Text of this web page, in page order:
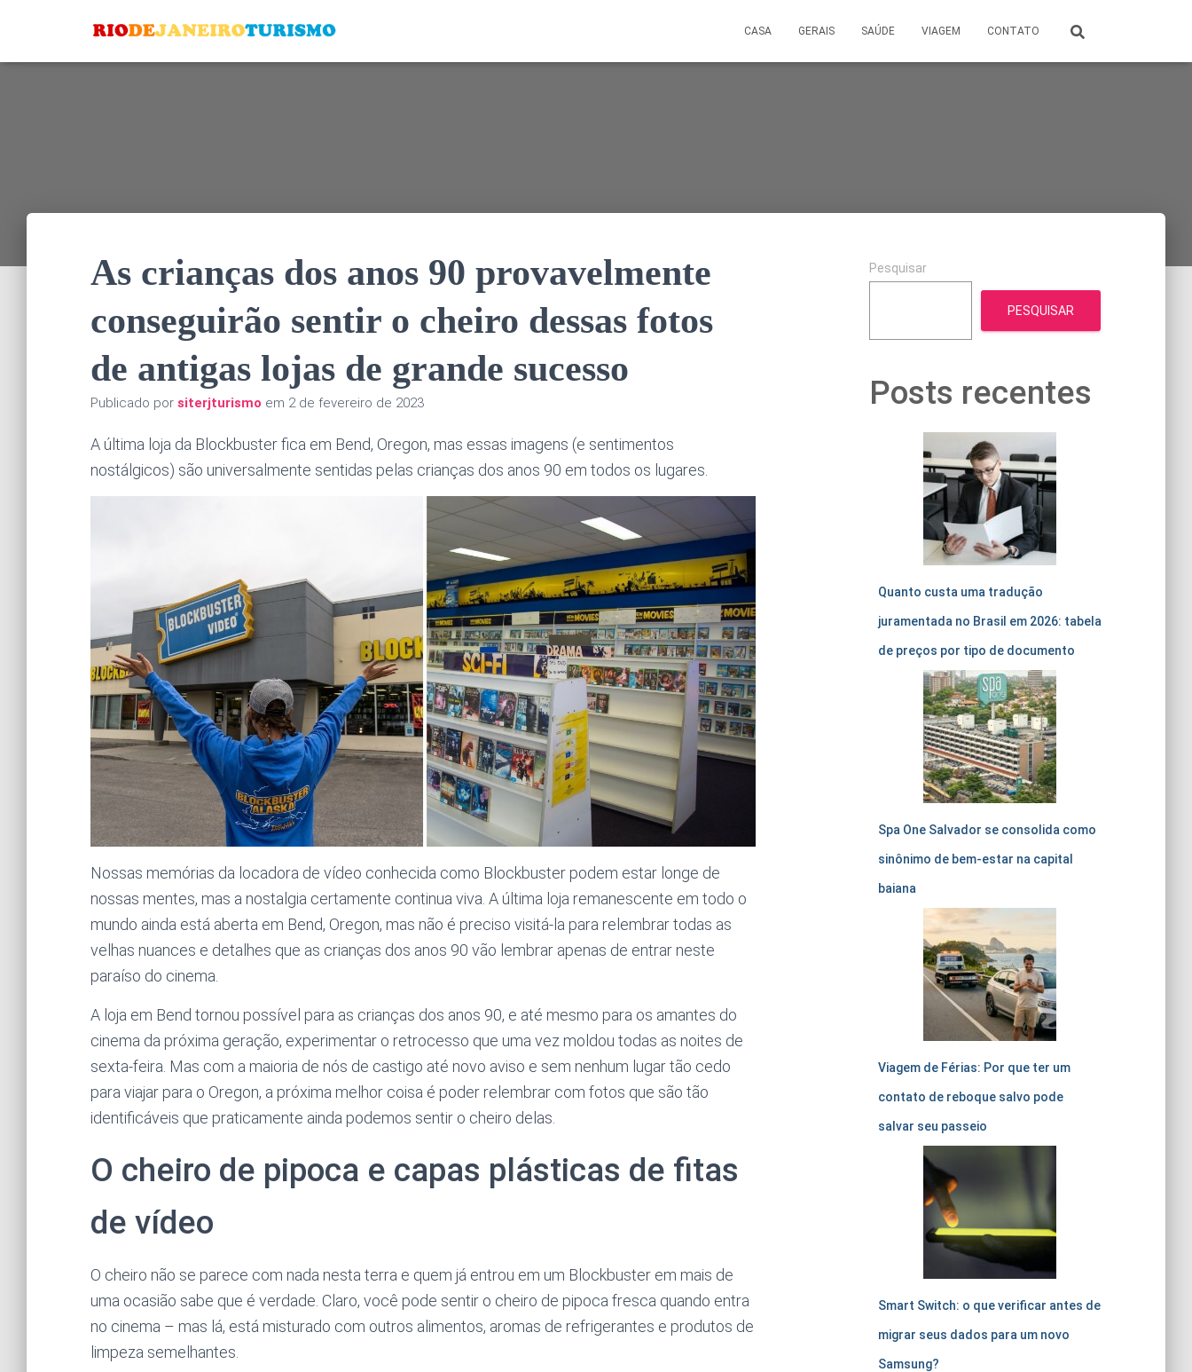
CASA GERAIS SAÚDE VIAGEM CONTATO
As crianças dos anos 90 provavelmente
conseguirão sentir o cheiro dessas fotos
de antigas lojas de grande sucesso
Publicado por siterjturismo em 2 de fevereiro de 2023
A última loja da Blockbuster fica em Bend, Oregon, mas essas imagens (e sentimentos
nostálgicos) são universalmente sentidas pelas crianças dos anos 90 em todos os lugares.
Nossas memórias da locadora de vídeo conhecida como Blockbuster podem estar longe de
nossas mentes, mas a nostalgia certamente continua viva. A última loja remanescente em todo o
mundo ainda está aberta em Bend, Oregon, mas não é preciso visitá-la para relembrar todas as
velhas nuances e detalhes que as crianças dos anos 90 vão lembrar apenas de entrar neste
paraíso do cinema.
A loja em Bend tornou possível para as crianças dos anos 90, e até mesmo para os amantes do
cinema da próxima geração, experimentar o retrocesso que uma vez moldou todas as noites de
sexta-feira. Mas com a maioria de nós de castigo até novo aviso e sem nenhum lugar tão cedo
para viajar para o Oregon, a próxima melhor coisa é poder relembrar com fotos que são tão
identificáveis ​​que praticamente ainda podemos sentir o cheiro delas.
O cheiro de pipoca e capas plásticas de fitas
de vídeo
O cheiro não se parece com nada nesta terra e quem já entrou em um Blockbuster em mais de
uma ocasião sabe que é verdade. Claro, você pode sentir o cheiro de pipoca fresca quando entra
no cinema – mas lá, está misturado com outros alimentos, aromas de refrigerantes e produtos de
limpeza semelhantes.
Pesquisar
PESQUISAR
Posts recentes
Quanto custa uma tradução
juramentada no Brasil em 2026: tabela
de preços por tipo de documento
Spa One Salvador se consolida como
sinônimo de bem-estar na capital
baiana
Viagem de Férias: Por que ter um
contato de reboque salvo pode
salvar seu passeio
Smart Switch: o que verificar antes de
migrar seus dados para um novo
Samsung?